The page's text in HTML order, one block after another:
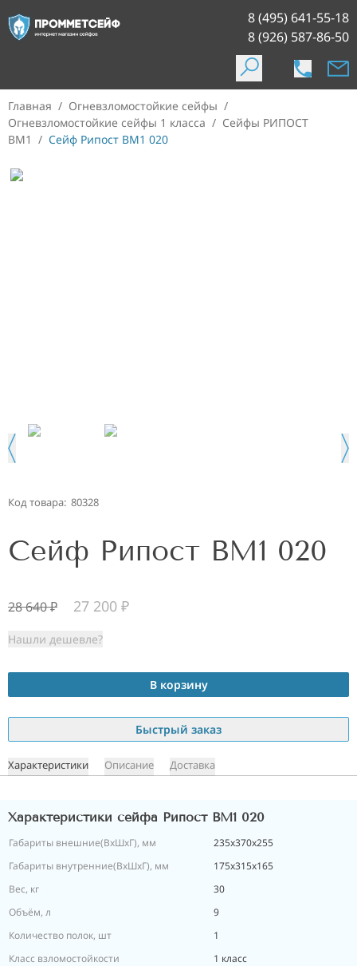
8 (495) 641-55-18
8 (926) 587-86-50
Главная / Огневзломостойкие сейфы /
Огневзломостойкие сейфы 1 класса / Сейфы РИПОСТ
ВМ1 / Сейф Рипост ВМ1 020
Код товара: 80328
Сейф Рипост ВМ1 020
28 640₽ 27 200 ₽
Нашли дешевле?
В корзину
Быстрый заказ
Характеристики Описание Доставка
Характеристики сейфа Рипост ВМ1 020
Габариты внешние(ВхШхГ), мм
235х370х255
Габариты внутренние(ВхШхГ), мм
175х315х165
Вес, кг
30
Объём, л
9
Количество полок, шт
1
Класс взломостойкости
1 класс